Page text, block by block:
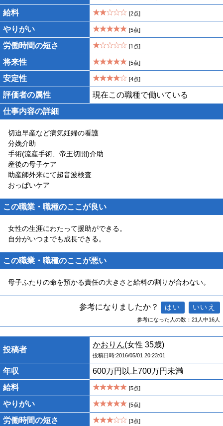
給料
[2点]
やりがい [5点]
労働時間の短さ [1点]
将来性 [5点]
安定性 [4点]
評価者の属性
現在この職種で働いている
仕事内容の詳細
切迫早産など病気妊婦の看護
分娩介助
手術(流産手術、帝王切開)介助
産後の母子ケア
助産師外来にて超音波検査
おっぱいケア
この職業・職種のここが良い
女性の生涯にわたって援助ができる。
自分がいつまでも成長できる。
この職業・職種のここが悪い
母子ふたりの命を預かる責任の大きさと給料の割りが合わない。
参考になりましたか？
参考になった人の数：21人中16人
投稿者
かおりん(女性 35歳)
投稿日時:2016/05/01 20:23:01
年収
600万円以上700万円未満
給料
[5点]
やりがい [5点]
労働時間の短さ [3点]